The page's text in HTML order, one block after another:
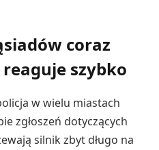
coraz
reaguje szybko
w wielu miastach
zgłoszeń dotyczących
silnik zbyt długo na